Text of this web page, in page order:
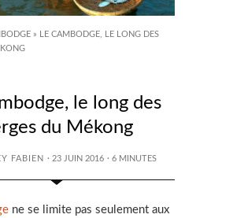
»
LE CAMBODGE, LE LONG DES
le long des
du Mékong
FABIEN · 23 JUIN 2016 · 6 MINUTES
ne se limite pas seulement aux